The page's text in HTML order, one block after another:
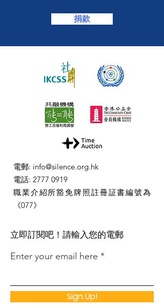
捐款
電郵: info@silence.org.hk
電話: 2777 0919
職業介紹所豁免牌照註冊証書編號為
《077》
​立即訂閱吧！請輸入您的電郵
Enter your email here
Sign Up!